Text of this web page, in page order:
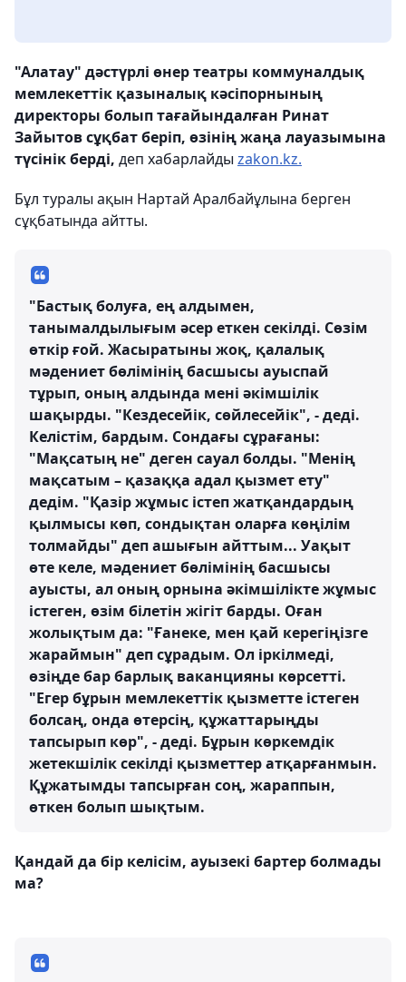
"Алатау" дәстүрлі өнер театры коммуналдық
мемлекеттік қазыналық кәсіпорнының
директоры болып тағайындалған Ринат
Зайытов сұқбат беріп, өзінің жаңа лауазымына
түсінік берді, деп хабарлайды zakon.kz.
Бұл туралы ақын Нартай Аралбайұлына берген
сұқбатында айтты.
"Бастық болуға, ең алдымен,
танымалдылығым әсер еткен секілді. Сөзім
өткір ғой. Жасыратыны жоқ, қалалық
мәдениет бөлімінің басшысы ауыспай
тұрып, оның алдында мені әкімшілік
шақырды. "Кездесейік, сөйлесейік", - деді.
Келістім, бардым. Сондағы сұрағаны:
"Мақсатың не" деген сауал болды. "Менің
мақсатым – қазаққа адал қызмет ету"
дедім. "Қазір жұмыс істеп жатқандардың
қылмысы көп, сондықтан оларға көңілім
толмайды" деп ашығын айттым... Уақыт
өте келе, мәдениет бөлімінің басшысы
ауысты, ал оның орнына әкімшілікте жұмыс
істеген, өзім білетін жігіт барды. Оған
жолықтым да: "Ғанеке, мен қай керегіңізге
жараймын" деп сұрадым. Ол іркілмеді,
өзіңде бар барлық ваканцияны көрсетті.
"Егер бұрын мемлекеттік қызметте істеген
болсаң, онда өтерсің, құжаттарыңды
тапсырып көр", - деді. Бұрын көркемдік
жетекшілік секілді қызметтер атқарғанмын.
Құжатымды тапсырған соң, жараппын,
өткен болып шықтым.
Қандай да бір келісім, ауызекі бартер болмады
ма?